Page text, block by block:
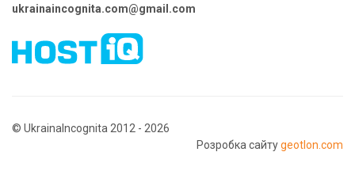
ukrainaincognita.com@gmail.com
© UkrainaIncognita 2012 - 2026
Розробка сайтуgeotlon.com